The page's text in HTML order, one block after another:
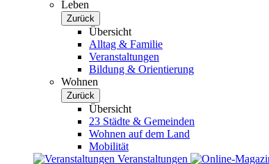
Leben
Zurück
Übersicht
Alltag & Familie
Veranstaltungen
Bildung & Orientierung
Wohnen
Zurück
Übersicht
23 Städte & Gemeinden
Wohnen auf dem Land
Mobilität
Veranstaltungen